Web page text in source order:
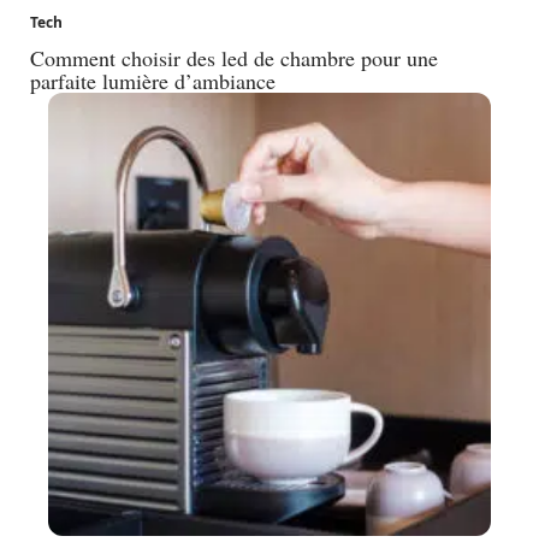
Tech
Comment choisir des led de chambre pour une
parfaite lumière d’ambiance